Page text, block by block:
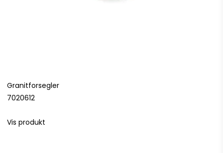
Granitforsegler
7020612
Vis produkt